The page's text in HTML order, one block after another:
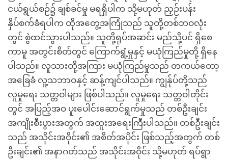
ငယ်ရွယ်စဉ်၌ ချစ်ခင်မှု မရရှိပါက သို့မဟုတ် ညှဉ်းပန်း
နှိပ်စက်ခံရပါက ထိုအတွေ့အကြုံသည် သူတို့တစ်ဘဝလုံး
တွင် စွဲထင်သွားပါသည်။ သူတို့ရုပ်အဆင်း မည်သို့ပင် ရှိစေ
ကာမူ အတွင်းစိတ်တွင် ကြောက်ရွံ့မှုနှင့် မယုံကြည်မှုတို့ ရှိနေ
ပါသည်။ လူသားတို့အကြား မယုံကြည်မှုသည် တကယ်တော့
အခြေခံ လူ့သဘာဝနှင့် ဆန့်ကျင်ပါသည်။ ကျွန်ုပ်တို့သည်
လူမှုရေး သတ္တဝါများ ဖြစ်ပါသည်။ လူမှုရေး သတ္တဝါတိုင်း
တွင် အပြည့်အဝ ပူးပေါင်းဆောင်ရွက်မှုသည် တစ်ဦးချင်း
အကျိုးစီးပွားအတွက် အထူးအရေးကြီးပါသည်။ တစ်ဦးချင်း
သည် အသိုင်းအဝိုင်း၏ အစိတ်အပိုင်း ဖြစ်သည့်အတွက် တစ်
ဦးချင်း၏ အနာဂတ်သည် အသိုင်းအဝိုင်း သို့မဟုတ် ရပ်ရွာ